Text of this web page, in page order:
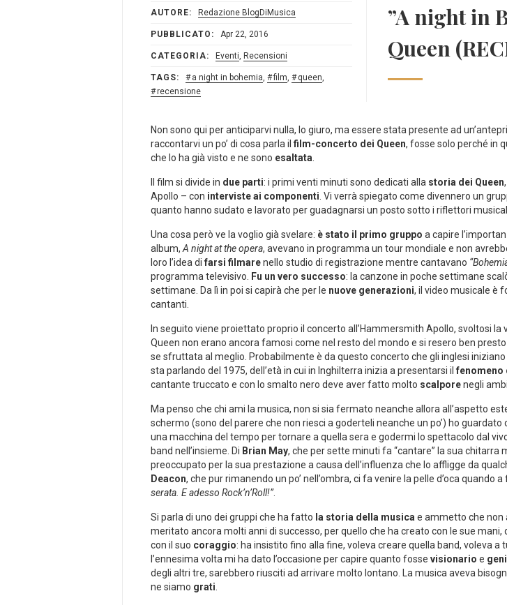
AUTORE: Redazione BlogDiMusica
PUBBLICATO: Apr 22, 2016
CATEGORIA: Eventi, Recensioni
TAGS: a night in bohemia, film, queen,
recensione
”A night in
Queen
Non sono qui per anticiparvi nulla, lo giuro, ma essere stata presente ad
raccontarvi un po’ di cosa parla il film-concerto dei Queen, fosse solo perché in
che lo ha già visto e ne sono esaltata.
Il film si divide in due parti: i primi venti minuti sono dedicati alla storia dei Queen
Apollo – con interviste ai componenti. Vi verrà spiegato come divennero un
quanto hanno sudato e lavorato per guadagnarsi un posto sotto i riflettori
Una cosa però ve la voglio già svelare: è stato il primo gruppo a capire
album,A night at the opera, avevano in programma un tour mondiale e non
loro l’idea di farsi filmarenello studio di registrazione mentre cantavano
programma televisivo. Fu un vero successo: la canzone in poche settimane
settimane. Da lì in poi si capirà che per le nuove generazioni, il video musicale è
cantanti.
In seguito viene proiettato proprio il concerto all’Hammersmith Apollo, svoltosi la
Queen non erano ancora famosi come nel resto del mondo e si resero ben
se sfruttata al meglio. Probabilmente è da questo concerto che gli inglesi
sta parlando del 1975, dell’età in cui in Inghilterra inizia a presentarsi il fenomeno
cantante truccato e con lo smalto nero deve aver fatto molto scalporenegli
Ma penso che chi ami la musica, non si sia fermato neanche allora all’aspetto
schermo (sono del parere che non riesci a goderteli neanche un po’) ho guardato
una macchina del tempo per tornare a quella sera e godermi lo spettacolo dal
band nell’insieme. Di Brian May, che per sette minuti fa “cantare” la sua chitarra
preoccupato per la sua prestazione a causa dell’influenza che lo affligge da
Deacon, che pur rimanendo un po’ nell’ombra, ci fa venire la pelle d’oca quando
serata. E adesso Rock’n’Roll!”.
Si parla di uno dei gruppi che ha fatto la storia della musicae ammetto che non
meritato ancora molti anni di successo, per quello che ha creato con le sue mani,
con il suo coraggio: ha insistito fino alla fine, voleva creare quella band, voleva
l’ennesima volta mi ha dato l’occasione per capire quanto fosse visionario e
degli altri tre, sarebbero riusciti ad arrivare molto lontano. La musica aveva
ne siamo grati.